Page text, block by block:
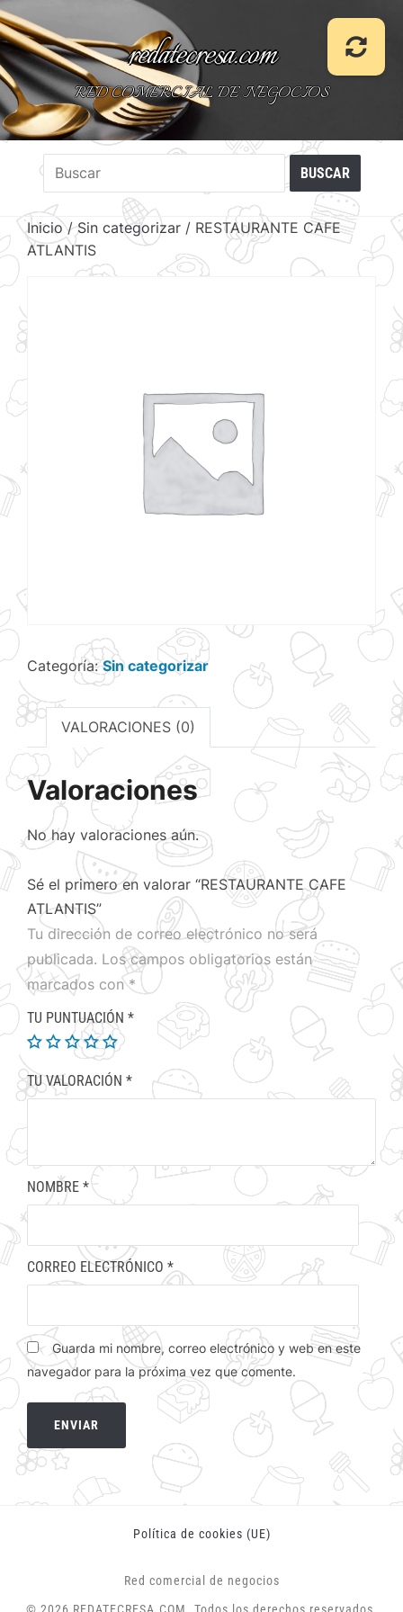
redatecresa.com
RED COMERCIAL DE NEGOCIOS
Inicio/Sin categorizar / RESTAURANTE CAFE
ATLANTIS
Categoría:Sin categorizar
VALORACIONES (0)
Valoraciones
No hay valoraciones aún.
Sé el primero en valorar “RESTAURANTE CAFE
ATLANTIS”
Tu dirección de correo electrónico no será
publicada. Los campos obligatorios están
marcados con*
TU PUNTUACIÓN *
TU VALORACIÓN *
NOMBRE *
CORREO ELECTRÓNICO *
Guarda mi nombre, correo electrónico y web en este
navegador para la próxima vez que comente.
Política de cookies (UE)
Red comercial de negocios